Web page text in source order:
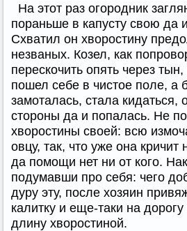
На этот раз огородник
пораньше в капусту свою да
Схватил он хворостину
незваных. Козел, как
перескочить опять через
пошел себе в чистое поле, а
замоталась, стала кидаться,
стороны да и попалась. Не
хворостины своей: всю
овцу, так, что уже она кричит
да помощи нет ни от кого.
подумавши про себя: чего
дуру эту, после хозяин
калитку и еще-таки на
длину хворостиной.